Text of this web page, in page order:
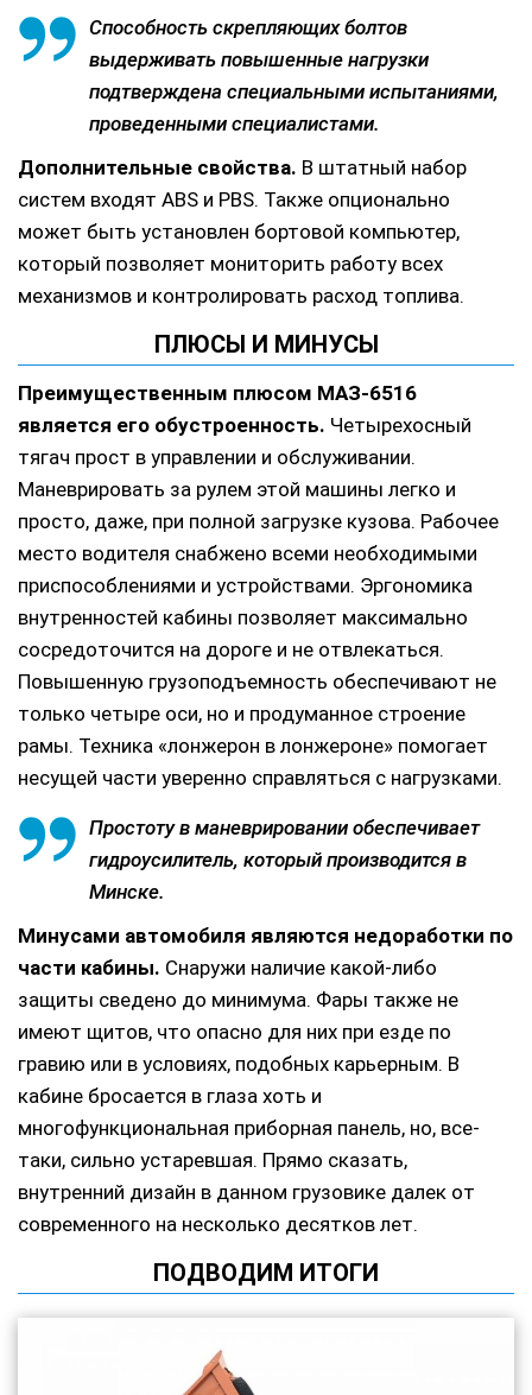
Способность скрепляющих болтов
выдерживать повышенные нагрузки
подтверждена специальными испытаниями,
проведенными специалистами.
Дополнительные свойства. В штатный набор
систем входят ABS и PBS. Также опционально
может быть установлен бортовой компьютер,
который позволяет мониторить работу всех
механизмов и контролировать расход топлива.
ПЛЮСЫ И МИНУСЫ
Преимущественным плюсом МАЗ-6516
является его обустроенность. Четырехосный
тягач прост в управлении и обслуживании.
Маневрировать за рулем этой машины легко и
просто, даже, при полной загрузке кузова. Рабочее
место водителя снабжено всеми необходимыми
приспособлениями и устройствами. Эргономика
внутренностей кабины позволяет максимально
сосредоточится на дороге и не отвлекаться.
Повышенную грузоподъемность обеспечивают не
только четыре оси, но и продуманное строение
рамы. Техника «лонжерон в лонжероне» помогает
несущей части уверенно справляться с нагрузками.
Простоту в маневрировании обеспечивает
гидроусилитель, который производится в
Минске.
Минусами автомобиля являются недоработки по
части кабины. Снаружи наличие какой-либо
защиты сведено до минимума. Фары также не
имеют щитов, что опасно для них при езде по
гравию или в условиях, подобных карьерным. В
кабине бросается в глаза хоть и
многофункциональная приборная панель, но, все-
таки, сильно устаревшая. Прямо сказать,
внутренний дизайн в данном грузовике далек от
современного на несколько десятков лет.
ПОДВОДИМ ИТОГИ